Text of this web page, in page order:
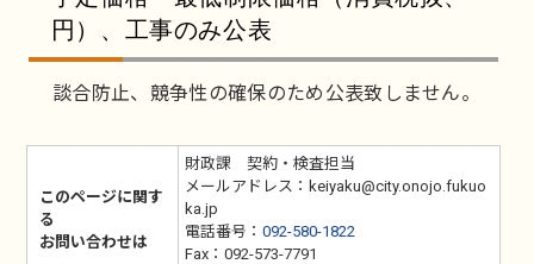
円）、工事のみ公表
談合防止、競争性の確保のため公表致しません。
このページに関す
る
お問い合わせは
財政課 契約・検査担当
メールアドレス：keiyaku@city.onojo.fukuo
ka.jp
電話番号： 092-580-1822
Fax：092-573-7791